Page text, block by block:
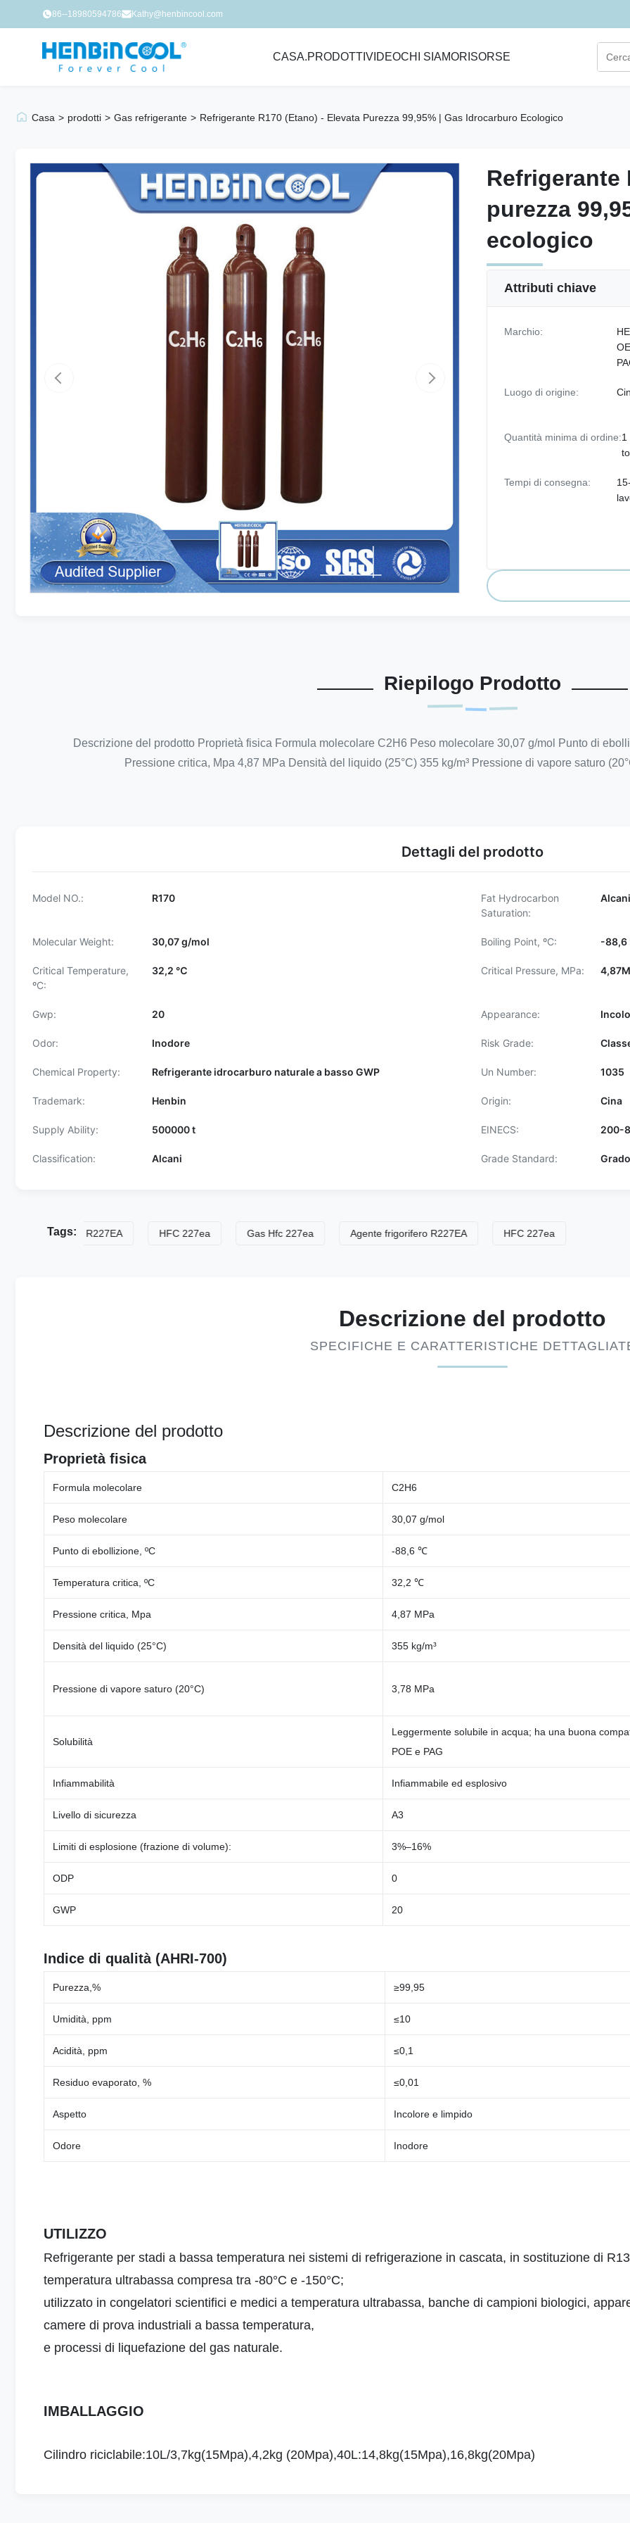
86--18980594786 Kathy@henbincool.com
CASA.PRODOTTIVIDEOCHI SIAMORISORSE
Casa > prodotti > Gas refrigerante > Refrigerante R170 (etano) - Elevata Purezza 99,95% | Gas Idrocarburo Ecologico
Refrigerante
purezza
ecologico
Refrigerante
purezza
ecologico
Attributi chiave
Marchio:
Luogo di origine:
Quantità minima di ordine:1
Tempi di consegna:
Riepilogo Prodotto
Descrizione del prodotto Proprietà fisica Formula molecolare C2H6 Peso molecolare 30,07 g/mol Punto di
Pressione critica, Mpa 4,87 MPa Densità del liquido (25°C) 355 kg/m³ Pressione di vapore saturo
Dettagli del prodotto
Model NO.: R170
Fat Hydrocarbon
Saturation:
Alcani
Molecular Weight: 30,07 g/mol Boiling Point, ºC: -
Critical Temperature,
ºC:
32,2 ℃ Critical Pressure, MPa:
Gwp: 20 Appearance:
Odor: Inodore Risk Grade:
Chemical Property: Refrigerante idrocarburo naturale a basso GWP Un Number: 1035
Trademark: Henbin Origin: Cina
Supply Ability: 500000 t EINECS: 200-
Classification: Alcani Grade Standard:
Tags:
frigorifero R227EA HFC 227ea Gas Hfc 227ea Agente frigorifero R227EA HFC 227ea
Descrizione del prodotto
SPECIFICHE E CARATTERISTICHE
Descrizione del prodotto
Proprietà fisica
Formula molecolare C2H6
Peso molecolare 30,07 g/mol
Punto di ebollizione, ºC -88,6 ℃
Temperatura critica, ºC 32,2 ℃
Pressione critica, Mpa 4,87 MPa
Densità del liquido (25°C) 355 kg/m³
Pressione di vapore saturo (20°C) 3,78 MPa
Solubilità
Leggermente solubile in acqua; ha una buona
POE e PAG
Infiammabilità Infiammabile ed esplosivo
Livello di sicurezza A3
Limiti di esplosione (frazione di volume): 3%–16%
ODP 0
GWP 20
Indice di qualità (AHRI-700)
Purezza,% ≥99,95
Umidità, ppm ≤10
Acidità, ppm ≤0,1
Residuo evaporato, % ≤0,01
Aspetto Incolore e limpido
Odore Inodore
UTILIZZO
Refrigerante per stadi a bassa temperatura nei sistemi di refrigerazione in cascata, in sostituzione di
temperatura ultrabassa compresa tra -80°C e -150°C;
utilizzato in congelatori scientifici e medici a temperatura ultrabassa, banche di campioni biologici,
camere di prova industriali a bassa temperatura,
e processi di liquefazione del gas naturale.
IMBALLAGGIO
Cilindro riciclabile:10L/3,7kg(15Mpa),4,2kg (20Mpa),40L:14,8kg(15Mpa),16,8kg(20Mpa)